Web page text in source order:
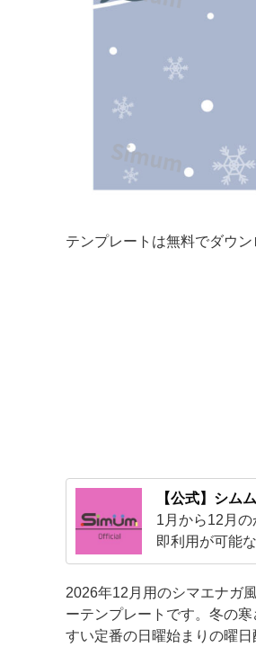
の
雪
の
れ
た
イ
ラ
テンプレートは無料でダウン
【公式】シム
1月から12月
即利用が可能
事が可能です
2026年12月用のシマエナガ
ーテンプレートです。冬の
すい定番の日曜始まりの曜